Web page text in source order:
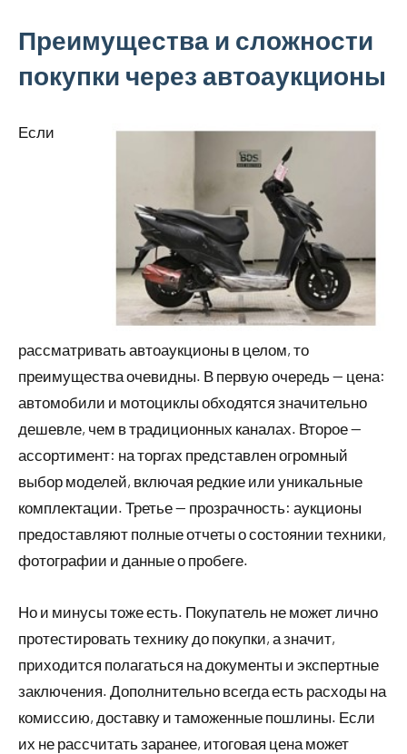
Преимущества и сложности
покупки через автоаукционы
Если
рассматривать автоаукционы в целом, то
преимущества очевидны. В первую очередь — цена:
автомобили и мотоциклы обходятся значительно
дешевле, чем в традиционных каналах. Второе —
ассортимент: на торгах представлен огромный
выбор моделей, включая редкие или уникальные
комплектации. Третье — прозрачность: аукционы
предоставляют полные отчеты о состоянии техники,
фотографии и данные о пробеге.
Но и минусы тоже есть. Покупатель не может лично
протестировать технику до покупки, а значит,
приходится полагаться на документы и экспертные
заключения. Дополнительно всегда есть расходы на
комиссию, доставку и таможенные пошлины. Если
их не рассчитать заранее, итоговая цена может